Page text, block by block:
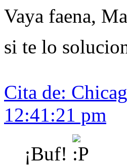
Vaya faena,
si te lo
Cita de:
12:41:21 pm
¡Buf!